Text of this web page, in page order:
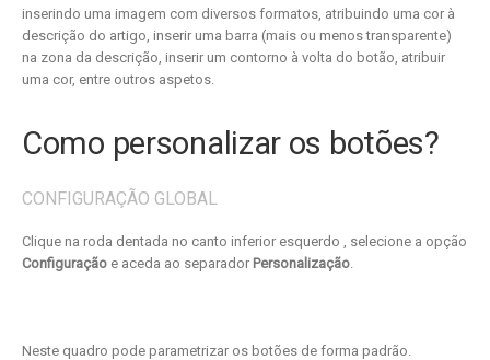
inserindo uma imagem com diversos formatos, atribuindo uma cor à
descrição do artigo, inserir uma barra (mais ou menos transparente)
na zona da descrição, inserir um contorno à volta do botão, atribuir
uma cor, entre outros aspetos.
Como personalizar os botões?
CONFIGURAÇÃO GLOBAL
Clique na roda dentada no canto inferior esquerdo , selecione a opção
Configuração e aceda ao separador Personalização.
Neste quadro pode parametrizar os botões de forma padrão.